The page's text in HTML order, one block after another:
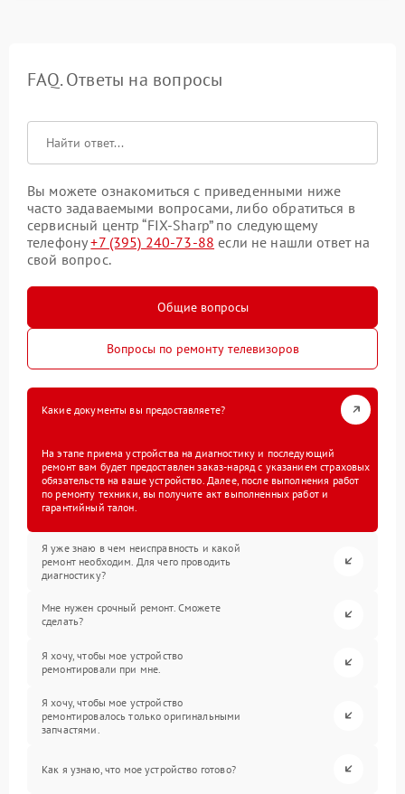
FAQ. Ответы на вопросы
Вы можете ознакомиться с приведенными ниже
часто задаваемыми вопросами, либо обратиться в
сервисный центр “FIX-Sharp” по следующему
телефону+7 (395) 240-73-88 если не нашли ответ на
свой вопрос.
Общие вопросы
Вопросы по ремонту телевизоров
Какие документы вы предоставляете?
На этапе приема устройства на диагностику и последующий
ремонт вам будет предоставлен заказ-наряд с указанием страховых
обязательств на ваше устройство. Далее, после выполнения работ
по ремонту техники, вы получите акт выполненных работ и
гарантийный талон.
Я уже знаю в чем неисправность и какой
ремонт необходим. Для чего проводить
диагностику?
Мне нужен срочный ремонт. Сможете
сделать?
Я хочу, чтобы мое устройство
ремонтировали при мне.
Я хочу, чтобы мое устройство
ремонтировалось только оригинальными
запчастями.
Как я узнаю, что мое устройство готово?